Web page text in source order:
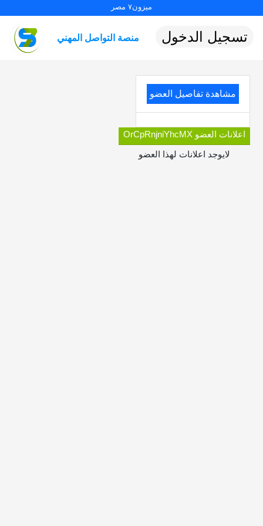
ميزون٧ مصر
منصة التواصل المهني تسجيل الدخول
مشاهدة تفاصيل العضو
اعلانات العضو OrCpRnjniYhcMX
لايوجد اعلانات لهذا العضو